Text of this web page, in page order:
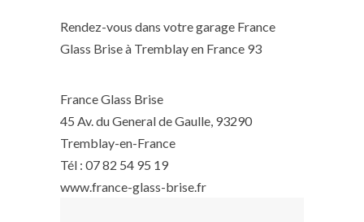
Rendez-vous dans votre garage France
Glass Brise à Tremblay en France 93
France Glass Brise
45 Av. du General de Gaulle, 93290
Tremblay-en-France
Tél : 07 82 54 95 19
www.france-glass-brise.fr